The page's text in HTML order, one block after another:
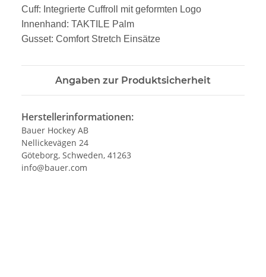
Cuff: Integrierte Cuffroll mit geformten Logo
Innenhand: TAKTILE Palm
Gusset: Comfort Stretch Einsätze
Angaben zur Produktsicherheit
Herstellerinformationen:
Bauer Hockey AB
Nellickevägen 24
Göteborg, Schweden, 41263
info@bauer.com